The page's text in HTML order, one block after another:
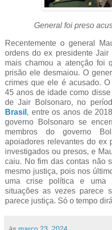
General foi preso
Recentemente o general
ordens do ex presidente
mais chamou a atenção foi
prisão ele desmaiou. O
crimes que ele é acusado.
45 anos de idade como
de Jair Bolsonaro, no
Brasil , entre os anos de
governo Bolsonaro se
membros do governo
apoiadores relevantes do ex
investigados ou presos, e
caiu. No fim das contas não
mesmo justiça, pois nos
uma crise política e uma
situações as vezes parece
parece justiça. Só o tempo